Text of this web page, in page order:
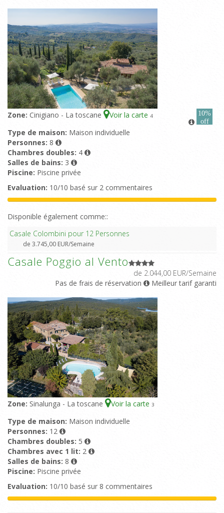
Zone: Cinigiano - La toscane Voir la carte 4
10%
off
Type de maison: Maison individuelle
Personnes: 8
Chambres doubles: 4
Salles de bains: 3
Piscine: Piscine privée
Evaluation: 10/10 basé sur 2 commentaires
Disponible également comme::
Casale Colombini pour 12 Personnes
de 3.745,00 EUR/Semaine
Casale Poggio al Vento
de 2.044,00 EUR/Semaine
Pas de frais de réservation
Meilleur tarif garanti
Zone: Sinalunga - La toscane Voir la carte 3
Type de maison: Maison individuelle
Personnes: 12
Chambres doubles: 5
Chambres avec 1 lit: 2
Salles de bains: 8
Piscine: Piscine privée
Evaluation: 10/10 basé sur 8 commentaires